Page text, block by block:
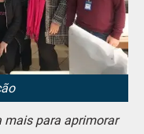
mais para aprimorar